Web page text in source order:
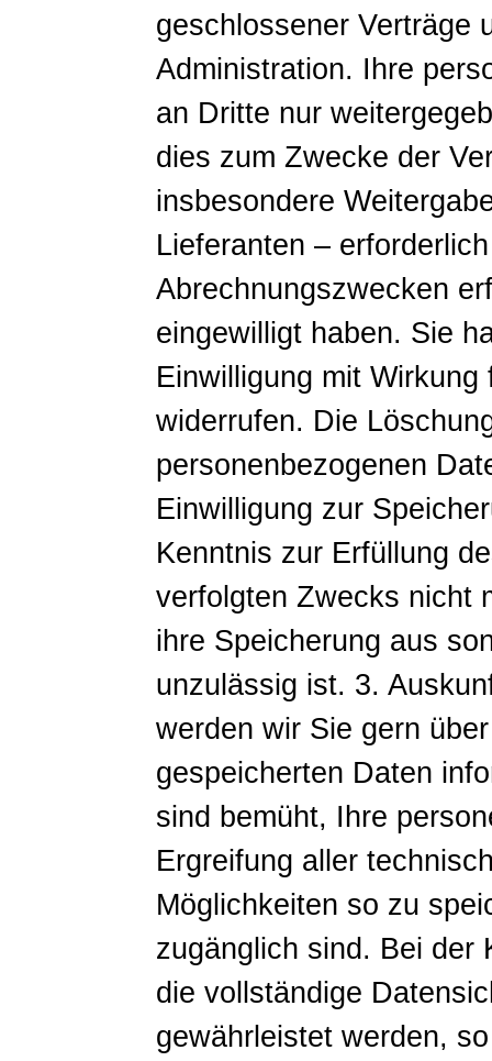
geschlossener Verträge
Administration. Ihre
an Dritte nur
dies zum Zwecke der
insbesondere
Lieferanten –
Abrechnungszwecken
eingewilligt haben. Sie
Einwilligung mit
widerrufen. Die
personenbezogenen
Einwilligung zur
Kenntnis zur Erfüllung
verfolgten Zwecks nicht
ihre Speicherung aus
unzulässig ist. 3.
werden wir Sie gern
gespeicherten Daten
sind bemüht, Ihre
Ergreifung aller
Möglichkeiten so zu
zugänglich sind. Bei der
die vollständige
gewährleistet werden,